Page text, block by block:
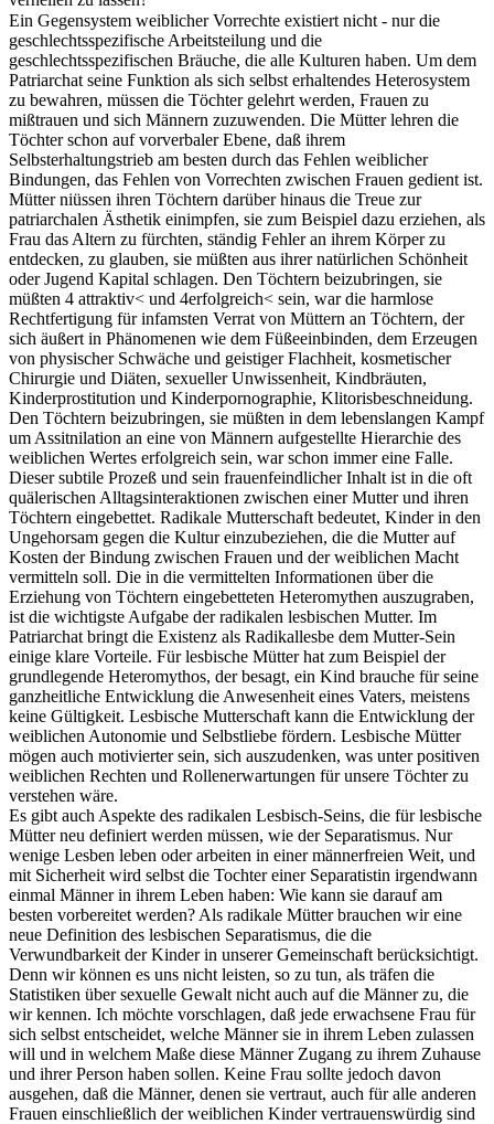
Ein Gegensystem weiblicher Vorrechte existiert nicht - nur die
geschlechtsspezifische Arbeitsteilung und die
geschlechtsspezifischen Bräuche, die alle Kulturen haben. Um dem
Patriarchat seine Funktion als sich selbst erhaltendes Heterosystem
zu bewahren, müssen die Töchter gelehrt werden, Frauen zu
mißtrauen und sich Männern zuzuwenden. Die Mütter lehren die
Töchter schon auf vorverbaler Ebene, daß ihrem
Selbsterhaltungstrieb am besten durch das Fehlen weiblicher
Bindungen, das Fehlen von Vorrechten zwischen Frauen gedient ist.
Mütter niüssen ihren Töchtern darüber hinaus die Treue zur
patriarchalen Ästhetik einimpfen, sie zum Beispiel dazu erziehen, als
Frau das Altern zu fürchten, ständig Fehler an ihrem Körper zu
entdecken, zu glauben, sie müßten aus ihrer natürlichen Schönheit
oder Jugend Kapital schlagen. Den Töchtern beizubringen, sie
müßten 4 attraktiv< und 4erfolgreich< sein, war die harmlose
Rechtfertigung für infamsten Verrat von Müttern an Töchtern, der
sich äußert in Phänomenen wie dem Füßeeinbinden, dem Erzeugen
von physischer Schwäche und geistiger Flachheit, kosmetischer
Chirurgie und Diäten, sexueller Unwissenheit, Kindbräuten,
Kinderprostitution und Kinderpornographie, Klitorisbeschneidung.
Den Töchtern beizubringen, sie müßten in dem lebenslangen Kampf
um Assitnilation an eine von Männern aufgestellte Hierarchie des
weiblichen Wertes erfolgreich sein, war schon immer eine Falle.
Dieser subtile Prozeß und sein frauenfeindlicher Inhalt ist in die oft
quälerischen Alltagsinteraktionen zwischen einer Mutter und ihren
Töchtern eingebettet. Radikale Mutterschaft bedeutet, Kinder in den
Ungehorsam gegen die Kultur einzubeziehen, die die Mutter auf
Kosten der Bindung zwischen Frauen und der weiblichen Macht
vermitteln soll. Die in die vermittelten Informationen über die
Erziehung von Töchtern eingebetteten Heteromythen auszugraben,
ist die wichtigste Aufgabe der radikalen lesbischen Mutter. Im
Patriarchat bringt die Existenz als Radikallesbe dem Mutter-Sein
einige klare Vorteile. Für lesbische Mütter hat zum Beispiel der
grundlegende Heteromythos, der besagt, ein Kind brauche für seine
ganzheitliche Entwicklung die Anwesenheit eines Vaters, meistens
keine Gültigkeit. Lesbische Mutterschaft kann die Entwicklung der
weiblichen Autonomie und Selbstliebe fördern. Lesbische Mütter
mögen auch motivierter sein, sich auszudenken, was unter positiven
weiblichen Rechten und Rollenerwartungen für unsere Töchter zu
verstehen wäre.
Es gibt auch Aspekte des radikalen Lesbisch-Seins, die für lesbische
Mütter neu definiert werden müssen, wie der Separatismus. Nur
wenige Lesben leben oder arbeiten in einer männerfreien Weit, und
mit Sicherheit wird selbst die Tochter einer Separatistin irgendwann
einmal Männer in ihrem Leben haben: Wie kann sie darauf am
besten vorbereitet werden? Als radikale Mütter brauchen wir eine
neue Definition des lesbischen Separatismus, die die
Verwundbarkeit der Kinder in unserer Gemeinschaft berücksichtigt.
Denn wir können es uns nicht leisten, so zu tun, als träfen die
Statistiken über sexuelle Gewalt nicht auch auf die Männer zu, die
wir kennen. Ich möchte vorschlagen, daß jede erwachsene Frau für
sich selbst entscheidet, welche Männer sie in ihrem Leben zulassen
will und in welchem Maße diese Männer Zugang zu ihrem Zuhause
und ihrer Person haben sollen. Keine Frau sollte jedoch davon
ausgehen, daß die Männer, denen sie vertraut, auch für alle anderen
Frauen einschließlich der weiblichen Kinder vertrauenswürdig sind